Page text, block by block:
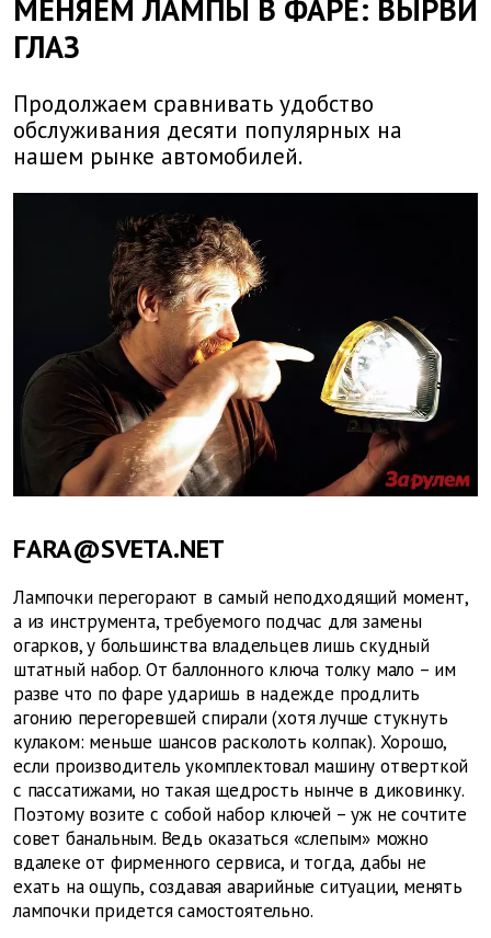
МЕНЯЕМ ЛАМПЫ В ФАРЕ: ВЫРВИ
ГЛАЗ
Продолжаем сравнивать удобство
обслуживания десяти популярных на
нашем рынке автомобилей.
FARA@SVETA.NET
Лампочки перегорают в самый неподходящий момент,
а из инструмента, требуемого подчас для замены
огарков, у большинства владельцев лишь скудный
штатный набор. От баллонного ключа толку мало – им
разве что по фаре ударишь в надежде продлить
агонию перегоревшей спирали (хотя лучше стукнуть
кулаком: меньше шансов расколоть колпак). Хорошо,
если производитель укомплектовал машину отверткой
с пассатижами, но такая щедрость нынче в диковинку.
Поэтому возите с собой набор ключей – уж не сочтите
совет банальным. Ведь оказаться «слепым» можно
вдалеке от фирменного сервиса, и тогда, дабы не
ехать на ощупь, создавая аварийные ситуации, менять
лампочки придется самостоятельно.